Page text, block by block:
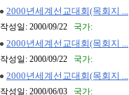
2000년세계선교대회(목회지 ...
작성일: 2000/09/22 국가:
2000년세계선교대회(목회지 ...
작성일: 2000/09/22 국가:
2000년세계선교대회(목회지 ...
작성일: 2000/06/03 국가: